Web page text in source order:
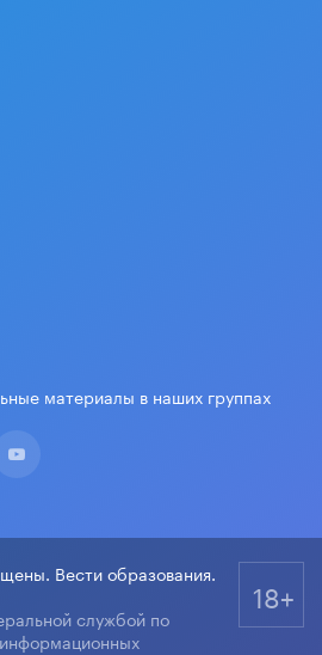
материалы в наших группах
Вести образования.
службой по
18+